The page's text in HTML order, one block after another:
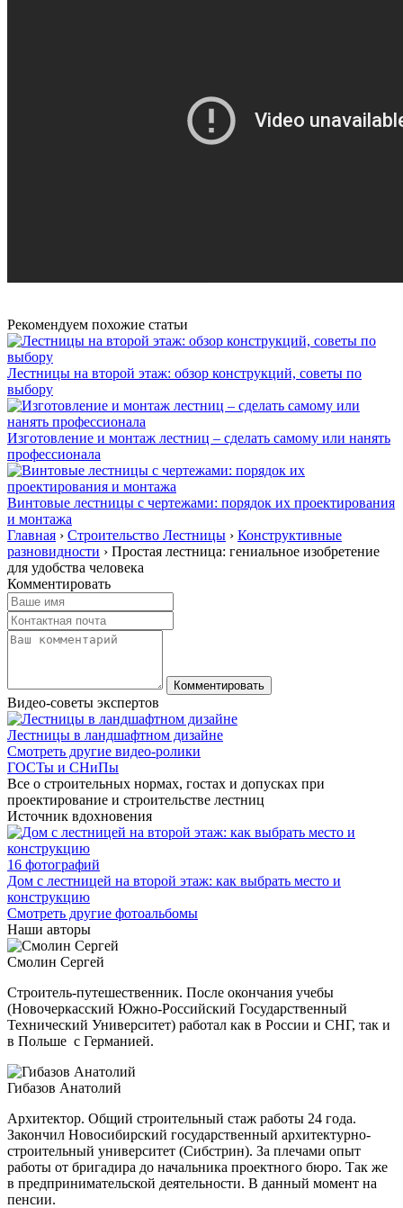
Рекомендуем похожие статьи
Лестницы на второй этаж: обзор конструкций, советы по
выбору
Изготовление и монтаж лестниц – сделать самому или нанять
профессионала
Винтовые лестницы с чертежами: порядок их проектирования
и монтажа
Главная › Строительство Лестницы › Конструктивные
разновидности › Простая лестница: гениальное изобретение
для удобства человека
Комментировать
Видео-советы экспертов
Лестницы в ландшафтном дизайне
Смотреть другие видео-ролики
ГОСТы и СНиПы
Все о строительных нормах, гостах и допусках при
проектирование и строительстве лестниц
Источник вдохновения
16 фотографий
Дом с лестницей на второй этаж: как выбрать место и
конструкцию
Смотреть другие фотоальбомы
Наши авторы
Смолин Сергей
Строитель-путешественник. После окончания учебы
(Новочеркасский Южно-Российский Государственный
Технический Университет) работал как в России и СНГ, так и
в Польше с Германией.
Гибазов Анатолий
Архитектор. Общий строительный стаж работы 24 года.
Закончил Новосибирский государственный архитектурно-
строительный университет (Сибстрин). За плечами опыт
работы от бригадира до начальника проектного бюро. Так же
в предпринимательской деятельности. В данный момент на
пенсии.